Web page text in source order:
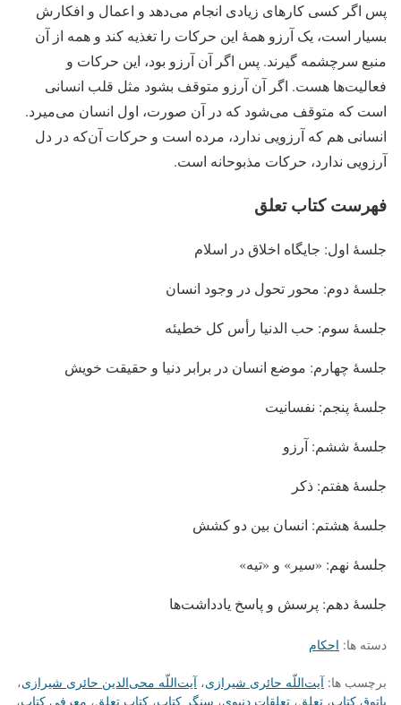
پس اگر کسی کارهای زیادی انجام می‌دهد و اعمال و افکارش
بسیار است، یک آرزو همهٔ این حرکات را تغذیه کند و همه از آن
منبع سرچشمه گیرند. پس اگر آن آرزو بود، این حرکات و
فعالیت‌ها هست. اگر آن آرزو متوقف بشود مثل قلب انسانی
است که متوقف می‌شود که در آن صورت، اول انسان می‌میرد.
انسانی هم که آرزویی ندارد، مرده است و حرکات آن‌که در دل
آرزویی ندارد، حرکات مذبوحانه است.
فهرست کتاب تعلق
جلسهٔ اول: جایگاه اخلاق در اسلام
جلسهٔ دوم: محور تحول در وجود انسان
جلسهٔ سوم: حب الدنیا رأس کل خطیئه
جلسهٔ چهارم: موضع انسان در برابر دنیا و حقیقت خویش
جلسهٔ پنجم: نفسانیت
جلسهٔ ششم: آرزو
جلسهٔ هفتم: ذکر
جلسهٔ هشتم: انسان بین دو کشش
جلسهٔ نهم: «سیر» و «تیه»
جلسهٔ دهم: پرسش و پاسخ یادداشت‌ها
دسته ها: احکام
برچسب ها: آیت‌اللّه حائری شیرازی، آیت‌اللّه محی‌الدین حائری شیرازی،
پاتوق کتاب، تعلق، تعلقات دنیوی، سنگر کتاب، کتاب تعلق، معرفی کتاب،